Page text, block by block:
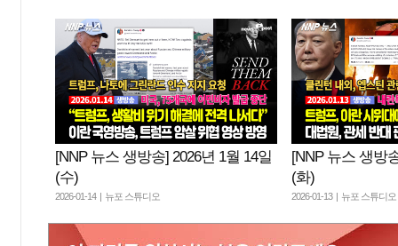
[NNP 뉴스 생방송] 2026년 1월 14일
(수)
2026-01-14 | 뉴포 스튜디오
[NNP 뉴스 생방
(화)
2026-01-13 | 뉴포 스튜디오